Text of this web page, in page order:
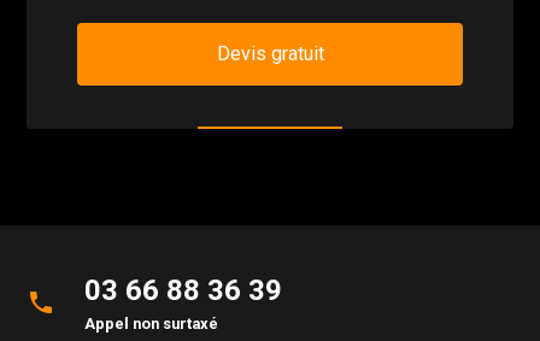
Devis gratuit
phone 03 66 88 36 39
Appel non surtaxé